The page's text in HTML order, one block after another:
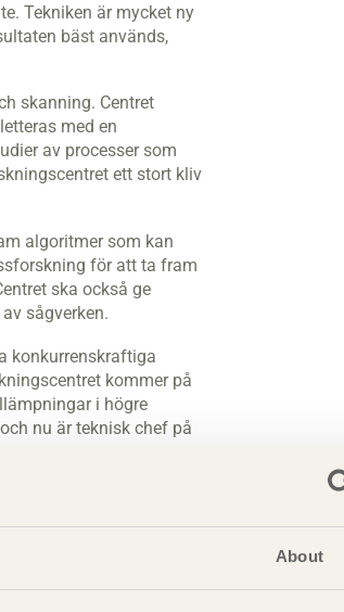
About
Tekniken är mycket ny
bäst används,
skanning. Centret
med en
av processer som
ett stort kliv
algoritmer som kan
för att ta fram
ska också ge
sågverken.
konkurrenskraftiga
kommer på
i högre
nu är teknisk chef på
Samarbetet
att
aktörerna också